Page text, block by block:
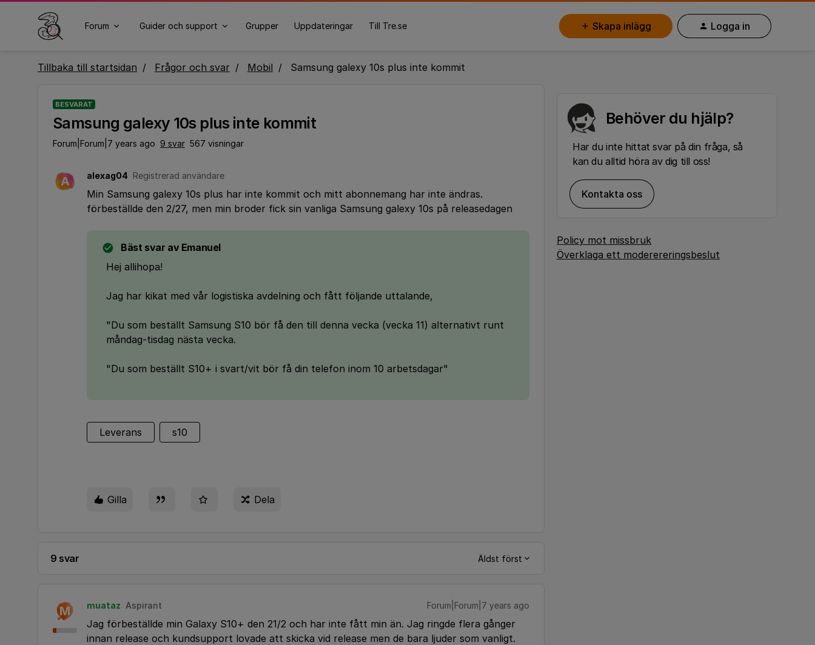
Forum Guider och support Grupper Uppdateringar Till Tre.se Skapa inlägg Logga in
Tillbaka till startsidan Frågor och svar Mobil Samsung galexy 10s plus inte kommit
BESVARAT
Samsung galexy 10s plus inte kommit
Forum|Forum|7 years ago 9 svar 567 visningar
A alexag04 Registrerad användare
Min Samsung galexy 10s plus har inte kommit och mitt abonnemang har inte ändras.
förbeställde den 2/27, men min broder fick sin vanliga Samsung galexy 10s på releasedagen
Bäst svar av Emanuel
Hej allihopa!
Jag har kikat med vår logistiska avdelning och fått följande uttalande,
"Du som beställt Samsung S10 bör få den till denna vecka (vecka 11) alternativt runt
måndag-tisdag nästa vecka.
"Du som beställt S10+ i svart/vit bör få din telefon inom 10 arbetsdagar"
Leverans s10
Gilla Dela
9 svar Äldst först
M muataz Aspirant Forum|Forum|7 years ago
Jag förbeställde min Galaxy S10+ den 21/2 och har inte fått min än. Jag ringde flera gånger
innan release och kundsupport lovade att skicka vid release men de bara ljuder som vanligt.
Behöver du hjälp?
Har du inte hittat svar på din fråga, så
kan du alltid höra av dig till oss!
Kontakta oss
Policy mot missbruk
Överklaga ett moderereringsbeslut